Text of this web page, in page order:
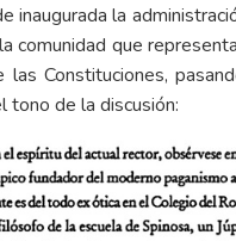
la
comunidad que
Constituciones,
tono de la discusión: